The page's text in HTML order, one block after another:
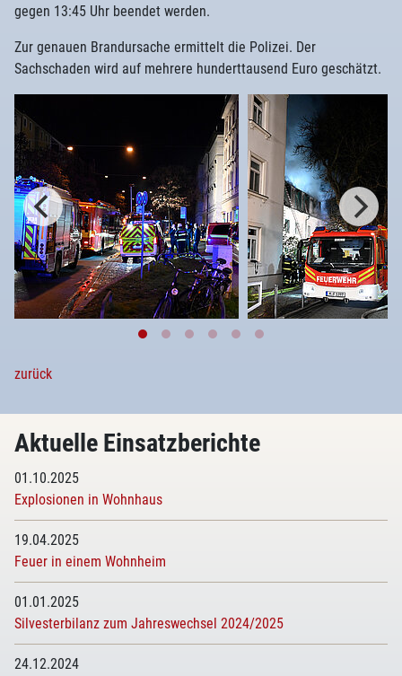
gegen 13:45 Uhr beendet werden.
Zur genauen Brandursache ermittelt die Polizei. Der
Sachschaden wird auf mehrere hunderttausend Euro geschätzt.
zurück
Aktuelle Einsatzberichte
01.10.2025
Explosionen in Wohnhaus
19.04.2025
Feuer in einem Wohnheim
01.01.2025
Silvesterbilanz zum Jahreswechsel 2024/2025
24.12.2024